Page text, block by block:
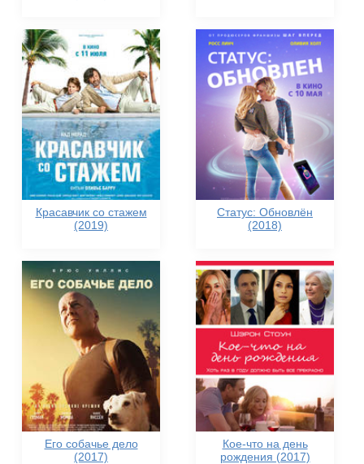
Красавчик со стажем
(2019)
Статус: Обновлён
(2018)
Его собачье дело
(2017)
Кое-что на день
рождения (2017)